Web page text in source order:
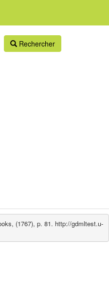
Rechercher
(1767), p. 81. http://gdmltest.u-